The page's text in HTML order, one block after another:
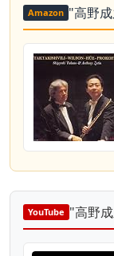
Amazon "高野
YouTube "高野